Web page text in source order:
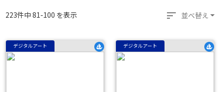
223件中 81-100 を表示 sort 並べ替え
デジタルアート デジタルアート